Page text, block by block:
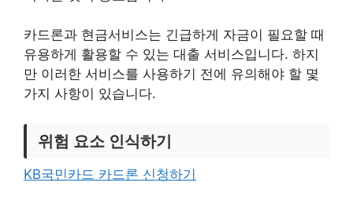
카드론과 현금서비스는 긴급하게 자금이 필요할 때
유용하게 활용할 수 있는 대출 서비스입니다. 하지
만 이러한 서비스를 사용하기 전에 유의해야 할 몇
가지 사항이 있습니다.
위험 요소 인식하기
KB국민카드 카드론 신청하기